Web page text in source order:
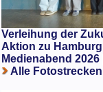
Verleihung der
Aktion zu
Medienabend 2026|
Alle Fotostrecken